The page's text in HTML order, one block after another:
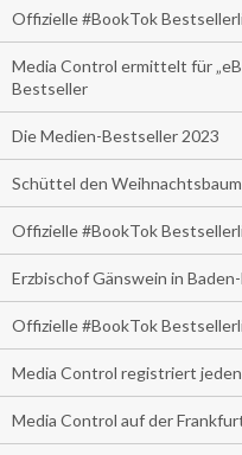
Offizielle #BookTok
Media Control ermittelt für
Bestseller
Die Medien-Bestseller 2023
Schüttel den Weihnachtsbaum
Offizielle #BookTok
Erzbischof Gänswein in
Offizielle #BookTok
Media Control registriert
Media Control auf der